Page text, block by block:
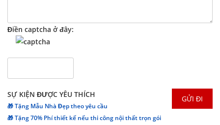
Điền captcha ở đây:
SỰ KIỆN ĐƯỢC YÊU THÍCH
🎁 Tặng Mẫu Nhà Đẹp theo yêu cầu
🎁 Tặng 70% Phí thiết kế nếu thi công nội thất trọn gói